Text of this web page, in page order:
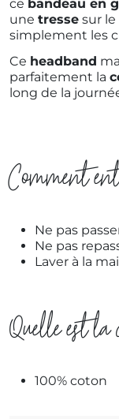
ce bandeau en
une tresse sur
simplement les
Ce headband
parfaitement la
long de la
Comment
Ne pas
Ne pas
Laver à la
Quelle est la
100% coton